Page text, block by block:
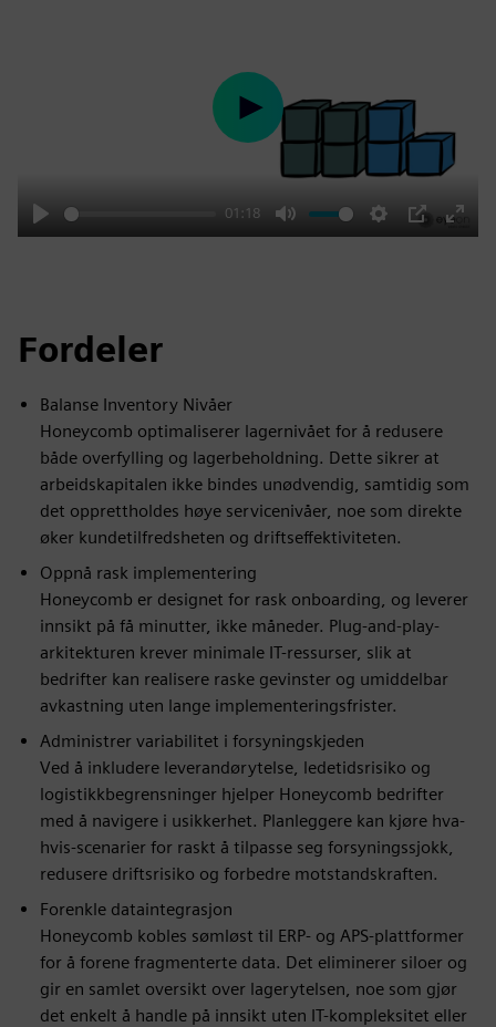
Play
01:18
Mute Settings
PIP
Enter
Play
Fordeler
Balanse Inventory Nivåer
Honeycomb optimaliserer lagernivået for å redusere
både overfylling og lagerbeholdning. Dette sikrer at
arbeidskapitalen ikke bindes unødvendig, samtidig som
det opprettholdes høye servicenivåer, noe som direkte
øker kundetilfredsheten og driftseffektiviteten.
Oppnå rask implementering
Honeycomb er designet for rask onboarding, og leverer
innsikt på få minutter, ikke måneder. Plug-and-play-
arkitekturen krever minimale IT-ressurser, slik at
bedrifter kan realisere raske gevinster og umiddelbar
avkastning uten lange implementeringsfrister.
Administrer variabilitet i forsyningskjeden
Ved å inkludere leverandørytelse, ledetidsrisiko og
logistikkbegrensninger hjelper Honeycomb bedrifter
med å navigere i usikkerhet. Planleggere kan kjøre hva-
hvis-scenarier for raskt å tilpasse seg forsyningssjokk,
redusere driftsrisiko og forbedre motstandskraften.
Forenkle dataintegrasjon
Honeycomb kobles sømløst til ERP- og APS-plattformer
for å forene fragmenterte data. Det eliminerer siloer og
gir en samlet oversikt over lagerytelsen, noe som gjør
det enkelt å handle på innsikt uten IT-kompleksitet eller